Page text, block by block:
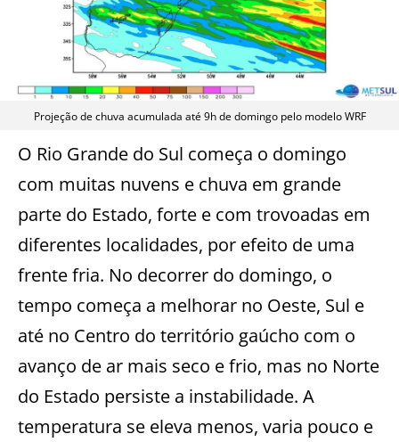
Projeção de chuva acumulada até 9h de domingo pelo modelo WRF
O Rio Grande do Sul começa o domingo
com muitas nuvens e chuva em grande
parte do Estado, forte e com trovoadas em
diferentes localidades, por efeito de uma
frente fria. No decorrer do domingo, o
tempo começa a melhorar no Oeste, Sul e
até no Centro do território gaúcho com o
avanço de ar mais seco e frio, mas no Norte
do Estado persiste a instabilidade. A
temperatura se eleva menos, varia pouco e